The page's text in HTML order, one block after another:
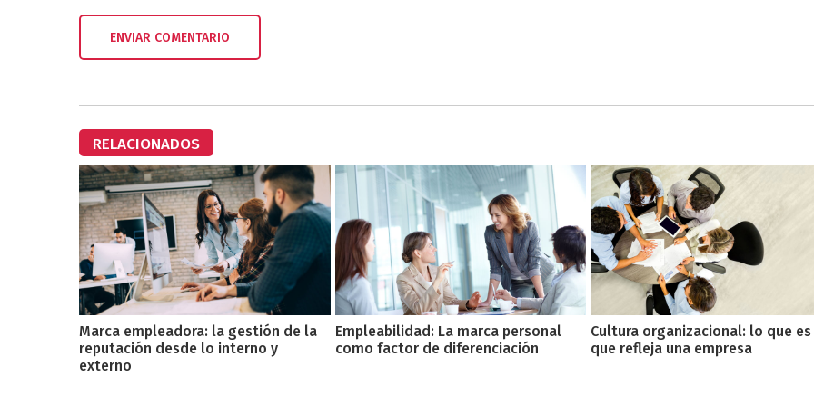
RELACIONADOS
Marca empleadora: la gestión de la
reputación desde lo interno y
externo
Empleabilidad: La marca personal
como factor de diferenciación
Cultura organizacional: lo que
que refleja una empresa